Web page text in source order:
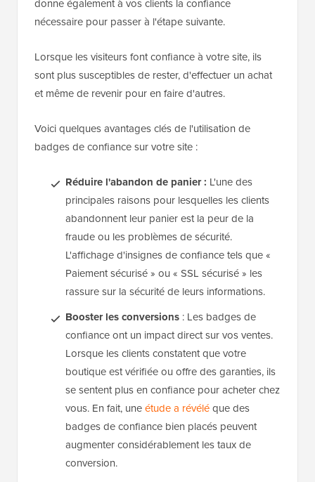
donne également à vos clients la confiance
nécessaire pour passer à l'étape suivante.
Lorsque les visiteurs font confiance à votre site, ils
sont plus susceptibles de rester, d'effectuer un achat
et même de revenir pour en faire d'autres.
Voici quelques avantages clés de l'utilisation de
badges de confiance sur votre site :
Réduire l'abandon de panier : L'une des
principales raisons pour lesquelles les clients
abandonnent leur panier est la peur de la
fraude ou les problèmes de sécurité.
L'affichage d'insignes de confiance tels que «
Paiement sécurisé » ou « SSL sécurisé » les
rassure sur la sécurité de leurs informations.
Booster les conversions : Les badges de
confiance ont un impact direct sur vos ventes.
Lorsque les clients constatent que votre
boutique est vérifiée ou offre des garanties, ils
se sentent plus en confiance pour acheter chez
vous. En fait, uneétude a révéléque des
badges de confiance bien placés peuvent
augmenter considérablement les taux de
conversion.